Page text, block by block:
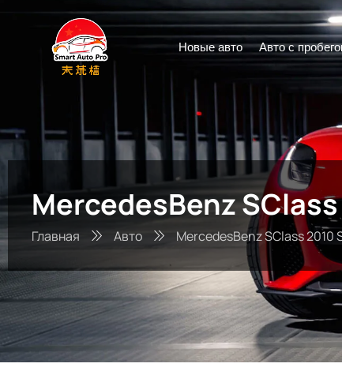
Новые авто Авто с
MercedesBenz
Главная Авто MercedesBenz SClass 2010